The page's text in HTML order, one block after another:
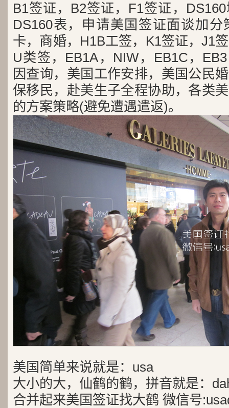
B1签证，B2签证，F1签证，
DS160表，申请美国签证面谈加
卡，商婚，H1B工签，K1签证，J1
U类签，EB1A，NIW，EB1C，
因查询，美国工作安排，美国公民
保移民，赴美生子全程协助，各类
的方案策略(避免遭遇遣返)。
美国简单来说就是：usa
大小的大，仙鹤的鹤，拼音就是：
合并起来美国签证找大鹤 微信号